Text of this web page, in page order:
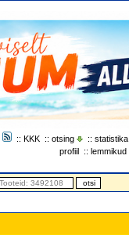
:: KKK :: otsing :: statistika
profiil :: lemmikud